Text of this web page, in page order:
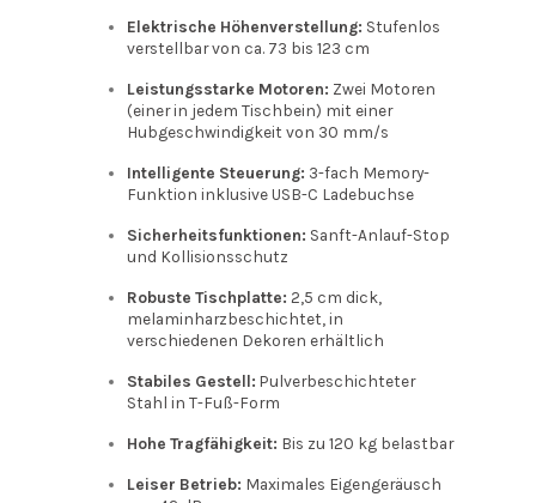
Elektrische Höhenverstellung: Stufenlos
verstellbar von ca. 73 bis 123 cm
Leistungsstarke Motoren: Zwei Motoren
(einer in jedem Tischbein) mit einer
Hubgeschwindigkeit von 30 mm/s
Intelligente Steuerung: 3-fach Memory-
Funktion inklusive USB-C Ladebuchse
Sicherheitsfunktionen: Sanft-Anlauf-Stop
und Kollisionsschutz
Robuste Tischplatte: 2,5 cm dick,
melaminharzbeschichtet, in
verschiedenen Dekoren erhältlich
Stabiles Gestell: Pulverbeschichteter
Stahl in T-Fuß-Form
Hohe Tragfähigkeit: Bis zu 120 kg belastbar
Leiser Betrieb: Maximales Eigengeräusch